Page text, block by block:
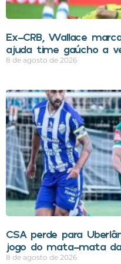
Ex-CRB, Wallace
ajuda time gaúcho a
8 de agosto de 2026
CSA perde para
jogo do mata-mata
8 de agosto de 2026